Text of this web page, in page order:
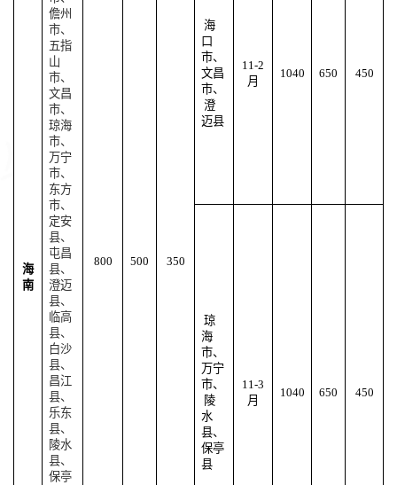
海
南
儋州
市、
五指
山
市、
文昌
市、
琼海
市、
万宁
市、
东方
市、
定安
县、
屯昌
县、
澄迈
县、
临高
县、
白沙
县、
昌江
县、
乐东
县、
陵水
县、
保亭
800 500 350
海
口
市、
文昌
市、
澄
迈县
11-2
月
1040 650 450
琼
海
市、
万宁
市、
陵
水
县、
保亭
县
11-3
月
1040 650 450